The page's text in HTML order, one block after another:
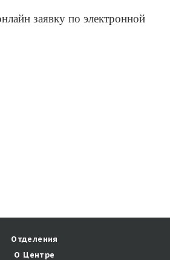
заявку по электронной
Отделения
О Центре